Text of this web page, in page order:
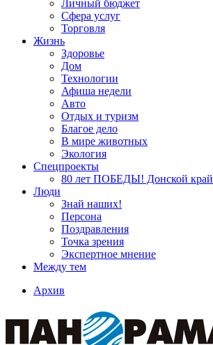
Личный бюджет
Сфера услуг
Торговля
Жизнь
Здоровье
Дом
Технологии
Афиша недели
Авто
Отдых и туризм
Благое дело
В мире животных
Экология
Спецпроекты
80 лет ПОБЕДЫ! Донской край
Люди
Знай наших!
Персона
Поздравления
Точка зрения
Экспертное мнение
Между тем
Архив